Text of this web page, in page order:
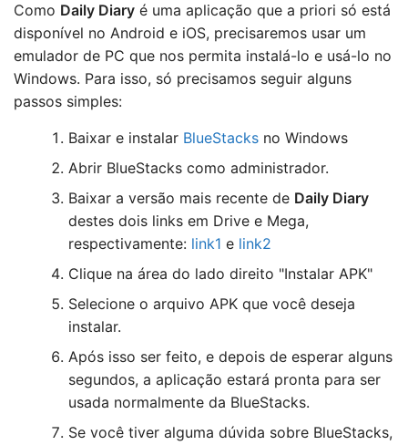
Como Daily Diary é uma aplicação que a priori só está
disponível no Android e iOS, precisaremos usar um
emulador de PC que nos permita instalá-lo e usá-lo no
Windows. Para isso, só precisamos seguir alguns
passos simples:
Baixar e instalar BlueStacks no Windows
Abrir BlueStacks como administrador.
Baixar a versão mais recente de Daily Diary
destes dois links em Drive e Mega,
respectivamente: link1 e link2
Clique na área do lado direito "Instalar APK"
Selecione o arquivo APK que você deseja
instalar.
Após isso ser feito, e depois de esperar alguns
segundos, a aplicação estará pronta para ser
usada normalmente da BlueStacks.
Se você tiver alguma dúvida sobre BlueStacks,